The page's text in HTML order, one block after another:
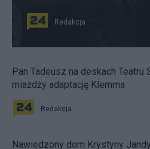
Redakcja
Pan Tadeusz na deskach Teatru
miażdży adaptację Klemma
Redakcja
Nawiedzony dom Krystyny